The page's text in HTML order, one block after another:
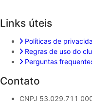
Links úteis
Políticas de
Regras de uso do
Perguntas
Contato
CNPJ 53.029.711